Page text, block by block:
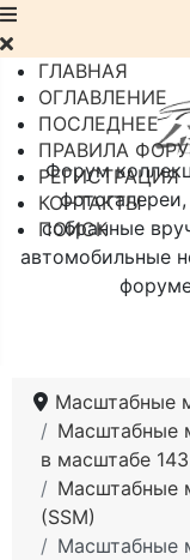
Форум
собранные
автомобильные
ГЛАВНАЯ
ОГЛАВЛЕНИЕ
ПОСЛЕДНЕЕ
ПРАВИЛА
РЕГИСТРАЦИЯ
КОНТАКТЫ
ПОИСК
Масштабные
Масштабные
в масштабе 143
Масштабные
(SSM)
Масштабные